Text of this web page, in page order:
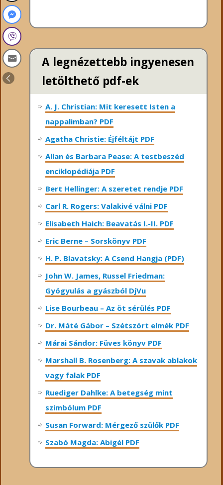
A legnézettebb ingyenesen
letölthető pdf-ek
A. J. Christian: Mit keresett Isten a
nappalimban? PDF
Agatha Christie: Éjféltájt PDF
Allan és Barbara Pease: A testbeszéd
enciklopédiája PDF
Bert Hellinger: A ​szeretet rendje PDF
Carl R. Rogers: Valakivé válni PDF
Elisabeth Haich: Beavatás I.-II. PDF
Eric Berne – Sorskönyv PDF
H. P. Blavatsky: A Csend Hangja (PDF)
John W. James, Russel Friedman:
Gyógyulás a gyászból DjVu
Lise Bourbeau – Az öt sérülés PDF
Dr. Máté Gábor – Szétszórt elmék PDF
Márai Sándor: Füves könyv PDF
Marshall B. Rosenberg: A szavak ablakok
vagy falak PDF
Ruediger Dahlke: A betegség mint
szimbólum PDF
Susan Forward: Mérgező szülők PDF
Szabó Magda: Abigél PDF